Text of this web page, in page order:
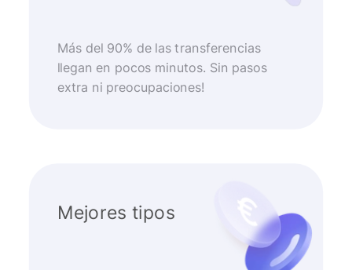
Más del 90% de las transferencias
llegan en pocos minutos. Sin pasos
extra ni preocupaciones!
Mejores tipos